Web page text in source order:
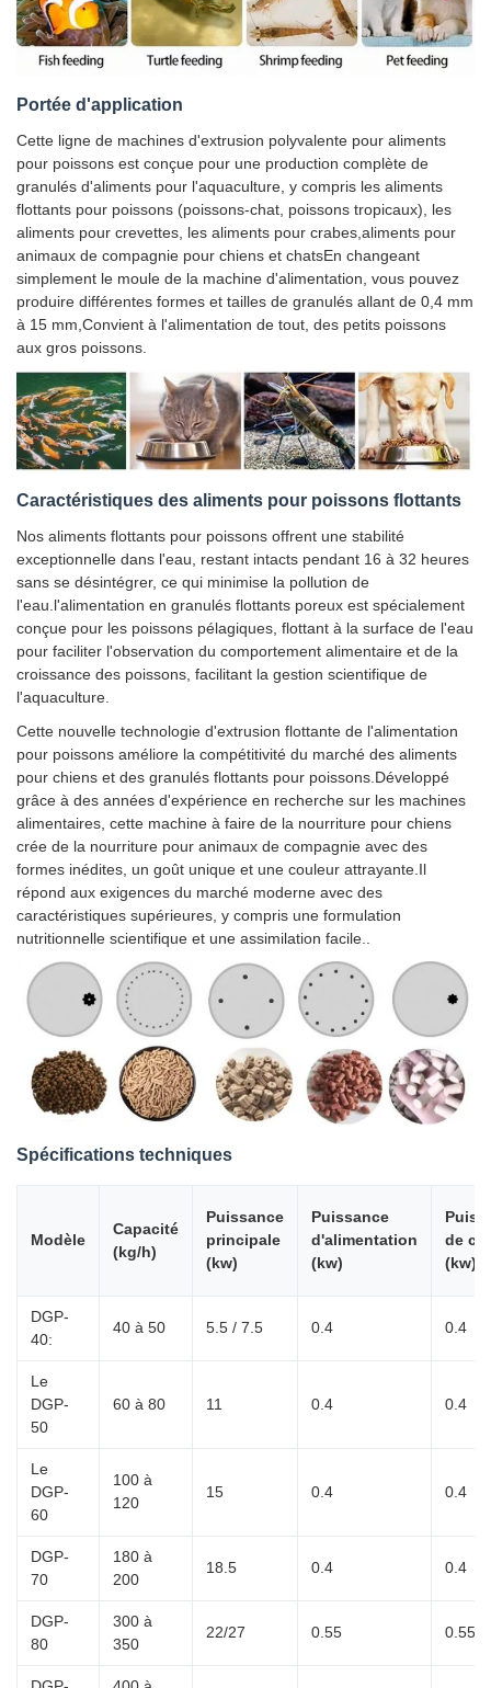
Portée d'application
Cette ligne de machines d'extrusion polyvalente pour aliments
pour poissons est conçue pour une production complète de
granulés d'aliments pour l'aquaculture, y compris les aliments
flottants pour poissons (poissons-chat, poissons tropicaux), les
aliments pour crevettes, les aliments pour crabes,aliments pour
animaux de compagnie pour chiens et chatsEn changeant
simplement le moule de la machine d'alimentation, vous pouvez
produire différentes formes et tailles de granulés allant de 0,4 mm
à 15 mm,Convient à l'alimentation de tout, des petits poissons
aux gros poissons.
Caractéristiques des aliments pour poissons flottants
Nos aliments flottants pour poissons offrent une stabilité
exceptionnelle dans l'eau, restant intacts pendant 16 à 32 heures
sans se désintégrer, ce qui minimise la pollution de
l'eau.l'alimentation en granulés flottants poreux est spécialement
conçue pour les poissons pélagiques, flottant à la surface de l'eau
pour faciliter l'observation du comportement alimentaire et de la
croissance des poissons, facilitant la gestion scientifique de
l'aquaculture.
Cette nouvelle technologie d'extrusion flottante de l'alimentation
pour poissons améliore la compétitivité du marché des aliments
pour chiens et des granulés flottants pour poissons.Développé
grâce à des années d'expérience en recherche sur les machines
alimentaires, cette machine à faire de la nourriture pour chiens
crée de la nourriture pour animaux de compagnie avec des
formes inédites, un goût unique et une couleur attrayante.Il
répond aux exigences du marché moderne avec des
caractéristiques supérieures, y compris une formulation
nutritionnelle scientifique et une assimilation facile..
Spécifications techniques
Modèle
Capacité
(kg/h)
Puissance
principale
(kw)
Puissance
d'alimentation
(kw)
de
(kw)
DGP-
40:
40 à 50 5.5 / 7.5 0.4 0.4
Le
DGP-
50
60 à 80 11 0.4 0.4
Le
DGP-
60
100 à
120
15 0.4 0.4
DGP-
70
180 à
200
18.5 0.4 0.4
DGP-
80
300 à
350
22/27 0.55 0.55